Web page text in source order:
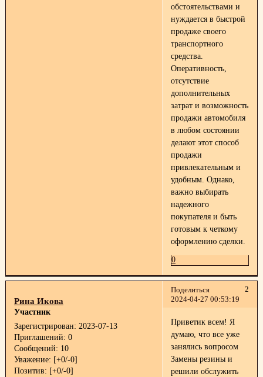
обстоятельствами и
нуждается в быстрой
продаже своего
транспортного
средства.
Оперативность,
отсутствие
дополнительных
затрат и возможность
продажи автомобиля
в любом состоянии
делают этот способ
продажи
привлекательным и
удобным. Однако,
важно выбирать
надежного
покупателя и быть
готовым к четкому
оформлению сделки.
0
Поделиться
2
2024-04-27 00:53:19
Рина Икова
Участник
Зарегистрирован: 2023-07-13
Приглашений: 0
Сообщений: 10
Уважение: [+0/-0]
Позитив: [+0/-0]
Приветик всем! Я
думаю, что все уже
занялись вопросом
Замены резины и
решили обслужить